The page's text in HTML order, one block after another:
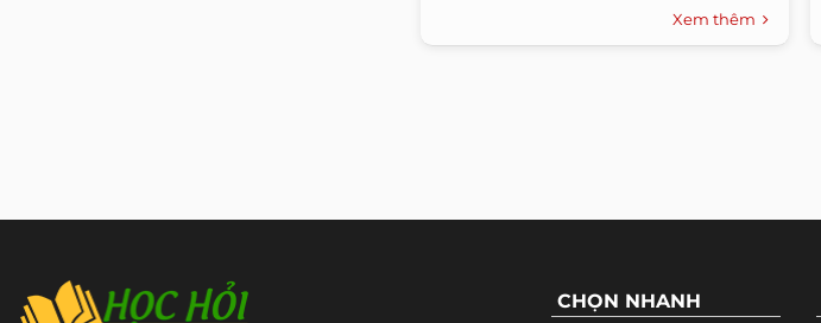
Xem thêm
CHỌN NHANH